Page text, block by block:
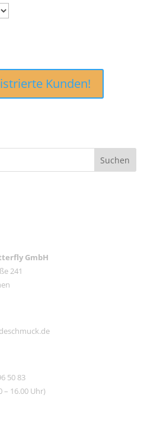
Kunden!
GmbH
241
50 83
– 16.00 Uhr)